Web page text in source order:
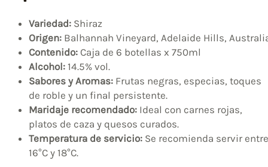
Variedad: Shiraz
Origen: Balhannah Vineyard, Adelaide Hills,
Contenido: Caja de 6 botellas x 750ml
Alcohol: 14.5% vol.
Sabores y Aromas: Frutas negras, especias, toques
de roble y un final persistente.
Maridaje recomendado: Ideal con carnes rojas,
platos de caza y quesos curados.
Temperatura de servicio: Se recomienda servir entre
16°C y 18°C.